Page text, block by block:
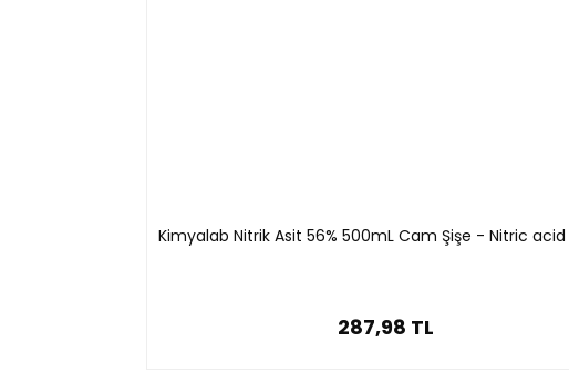
Kimyalab Nitrik Asit 56% 500mL Cam Şişe - Nitric acid
287,98 TL